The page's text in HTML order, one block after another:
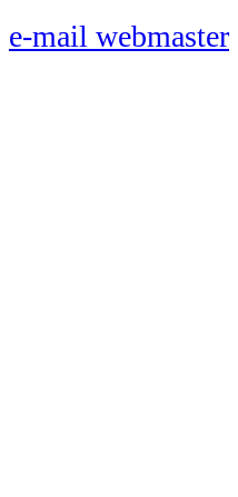
e-mail webmaster